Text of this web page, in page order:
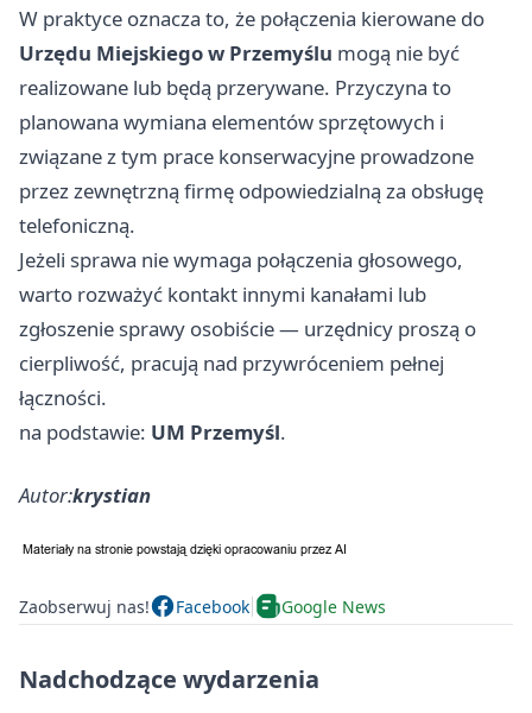
W praktyce oznacza to, że połączenia kierowane do
Urzędu Miejskiego w Przemyślu mogą nie być
realizowane lub będą przerywane. Przyczyna to
planowana wymiana elementów sprzętowych i
związane z tym prace konserwacyjne prowadzone
przez zewnętrzną firmę odpowiedzialną za obsługę
telefoniczną.
Jeżeli sprawa nie wymaga połączenia głosowego,
warto rozważyć kontakt innymi kanałami lub
zgłoszenie sprawy osobiście — urzędnicy proszą o
cierpliwość, pracują nad przywróceniem pełnej
łączności.
na podstawie: UM Przemyśl.
Autor:krystian
Zaobserwuj nas! Facebook Google News
Nadchodzące wydarzenia